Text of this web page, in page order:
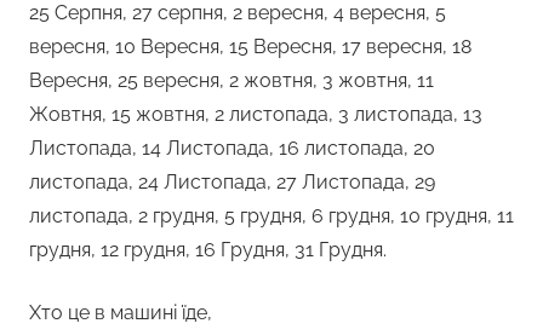
25 Серпня, 27 серпня, 2 вересня, 4 вересня, 5
вересня, 10 Вересня, 15 Вересня, 17 вересня, 18
Вересня, 25 вересня, 2 жовтня, 3 жовтня, 11
Жовтня, 15 жовтня, 2 листопада, 3 листопада, 13
Листопада, 14 Листопада, 16 листопада, 20
листопада, 24 Листопада, 27 Листопада, 29
листопада, 2 грудня, 5 грудня, 6 грудня, 10 грудня, 11
грудня, 12 грудня, 16 Грудня, 31 Грудня.
Хто це в машині їде,